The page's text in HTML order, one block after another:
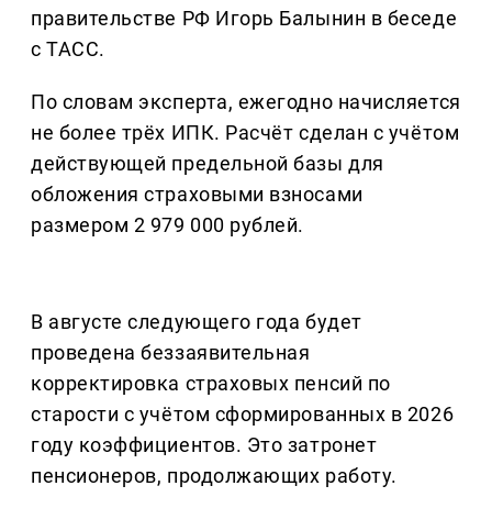
правительстве РФ Игорь Балынин в беседе
с ТАСС.
По словам эксперта, ежегодно начисляется
не более трёх ИПК. Расчёт сделан с учётом
действующей предельной базы для
обложения страховыми взносами
размером 2 979 000 рублей.
В августе следующего года будет
проведена беззаявительная
корректировка страховых пенсий по
старости с учётом сформированных в 2026
году коэффициентов. Это затронет
пенсионеров, продолжающих работу.